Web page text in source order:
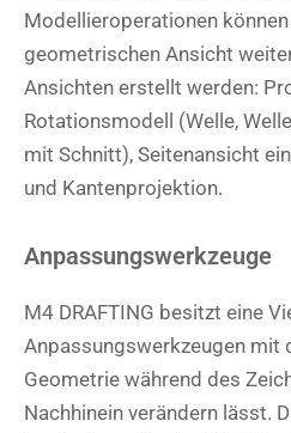
Modellieroperationen
geometrischen Ansicht
Ansichten erstellt werden:
Rotationsmodell (Welle,
mit Schnitt), Seitenansicht
und Kantenprojektion.
Anpassungswerkzeuge
M4 DRAFTING besitzt eine
Anpassungswerkzeugen mit
Geometrie während des
Nachhinein verändern lässt.